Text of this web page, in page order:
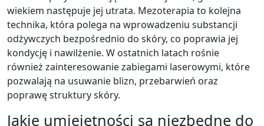
wiekiem następuje jej utrata. Mezoterapia to kolejna
technika, która polega na wprowadzeniu substancji
odżywczych bezpośrednio do skóry, co poprawia jej
kondycję i nawilżenie. W ostatnich latach rośnie
również zainteresowanie zabiegami laserowymi, które
pozwalają na usuwanie blizn, przebarwień oraz
poprawę struktury skóry.
Jakie umiejętności są niezbędne do